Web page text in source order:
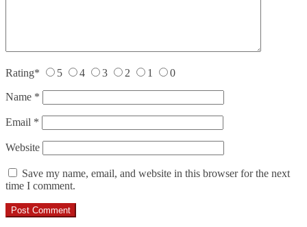
Rating* 5 4 3 2 1 0
Name *
Email *
Website
Save my name, email, and website in this browser for the next
time I comment.